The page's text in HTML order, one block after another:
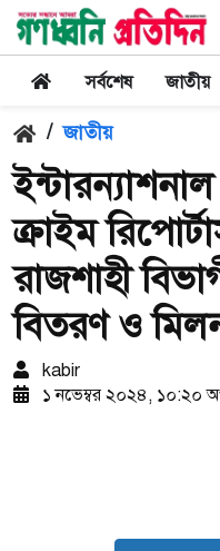
সর্বশেষ জাতীয়
/ জাতীয়
ক্রাইম
রাজশাহী
বিতরণ ও
kabir
১ নভেম্বর ২০২৪, ১০:২০